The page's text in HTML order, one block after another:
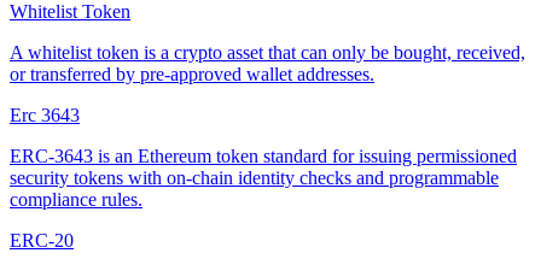
Whitelist Token
A whitelist token is a crypto asset that can only be bought, received,
or transferred by pre-approved wallet addresses.
Erc 3643
ERC-3643 is an Ethereum token standard for issuing permissioned
security tokens with on-chain identity checks and programmable
compliance rules.
ERC-20